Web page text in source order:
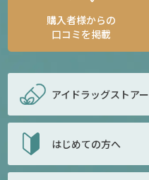
購入者様からの
口コミを掲載
アイドラッグストアー
はじめての方へ